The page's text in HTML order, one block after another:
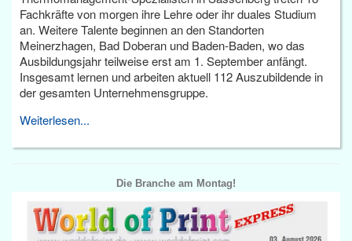
Fachkräfte von morgen ihre Lehre oder ihr duales Studium
an. Weitere Talente beginnen an den Standorten
Meinerzhagen, Bad Doberan und Baden-Baden, wo das
Ausbildungsjahr teilweise erst am 1. September anfängt.
Insgesamt lernen und arbeiten aktuell 112 Auszubildende in
der gesamten Unternehmensgruppe.
Weiterlesen...
Die Branche am Montag!